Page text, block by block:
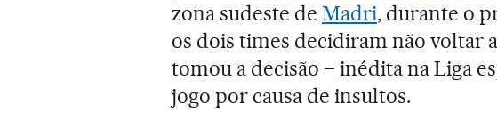
zona sudeste deMadri, durante o
os dois times decidiram não voltar
tomou a decisão – inédita na Liga
jogo por causa de insultos.